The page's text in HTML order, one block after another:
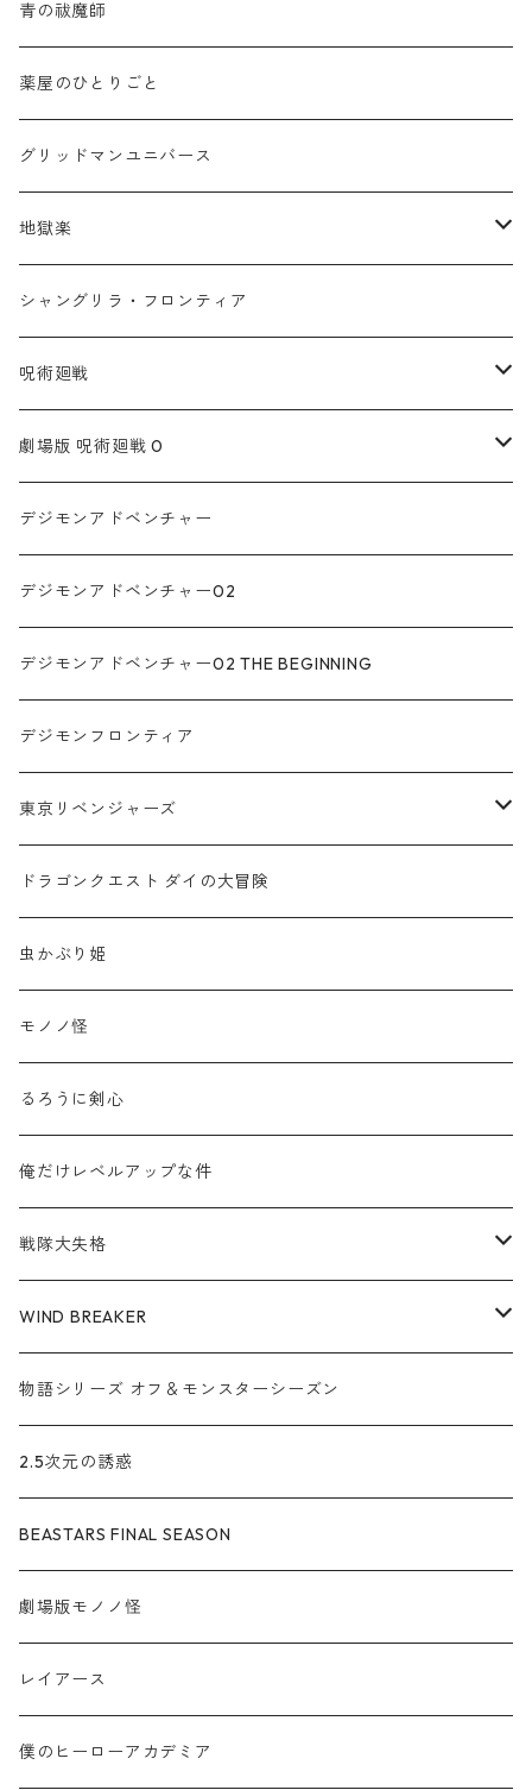
青の祓魔師
薬屋のひとりごと
グリッドマンユニバース
地獄楽
ネックレス
イヤカフリング
アクセサリーセット(アクリルスタンド付き)
シャングリラ・フロンティア
呪術廻戦
渋谷事変
ブレスレット
猫かぶりシリーズ
懐玉
死滅回游
劇場版 呪術廻戦 0
ネックレス
イヤカフリング
デジモンアドベンチャー
デジモンアドベンチャー02
デジモンアドベンチャー02 THE BEGINNING
デジモンフロンティア
東京リベンジャーズ
誕生石ネックレス
誕生石ブレスレット
イヤカフリング
誕生石アクセサリーセット
アクセサリー3種セット
誕生石オーナメント
ドラゴンクエスト ダイの大冒険
虫かぶり姫
モノノ怪
るろうに剣心
俺だけレベルアップな件
戦隊大失格
ネックレス
ブレスレット
WIND BREAKER
ブレスレット
ねこかぶりシリーズ
ネックレス
イヤカフリング
物語シリーズ オフ＆モンスターシーズン
2.5次元の誘惑
BEASTARS FINAL SEASON
劇場版モノノ怪
レイアース
僕のヒーローアカデミア